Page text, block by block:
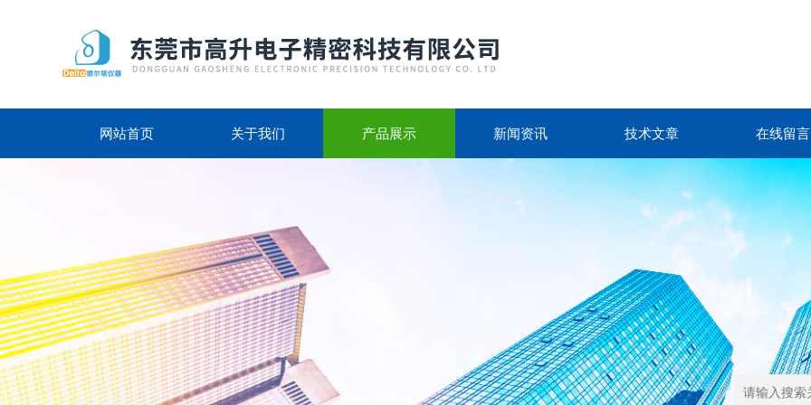
网站首页 关于我们 产品展示 新闻资讯 技术文章 在线留言